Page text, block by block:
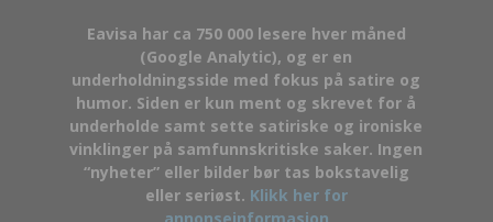
Eavisa har ca 750 000 lesere hver måned
(Google Analytic), og er en
underholdningsside med fokus på satire og
humor. Siden er kun ment og skrevet for å
underholde samt sette satiriske og ironiske
vinklinger på samfunnskritiske saker. Ingen
“nyheter” eller bilder bør tas bokstavelig
eller seriøst. Klikk her for